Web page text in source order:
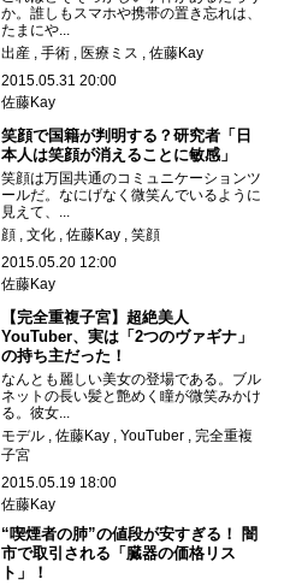
か。誰しもスマホや携帯の置き忘れは、
たまにや...
出産
手術 医療ミス
佐藤Kay
2015.05.31 20:00
佐藤Kay
笑顔で国籍が判明する？研究者「日
本人は笑顔が消えることに敏感」
笑顔は万国共通のコミュニケーションツ
ールだ。なにげなく微笑んでいるように
見えて、...
顔
文化 佐藤Kay
笑顔
2015.05.20 12:00
佐藤Kay
【完全重複子宮】超絶美人
YouTuber、実は「2つのヴァギナ」
の持ち主だった！
なんとも麗しい美女の登場である。ブル
ネットの長い髪と艶めく瞳が微笑みかけ
る。彼女...
モデル
佐藤Kay YouTuber
完全重複
子宮
2015.05.19 18:00
佐藤Kay
“喫煙者の肺”の値段が安すぎる！ 闇
市で取引される「臓器の価格リス
ト」！